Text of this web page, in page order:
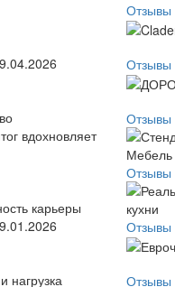
вдохновляет
карьеры
нагрузка
Отзывы
Отзывы
Отзывы
Отзывы
Отзывы
Отзывы